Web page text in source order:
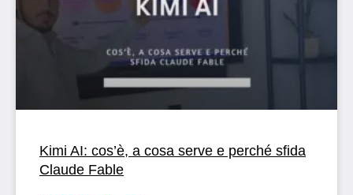
Kimi AI: cos’è, a cosa serve e perché sfida
Claude Fable